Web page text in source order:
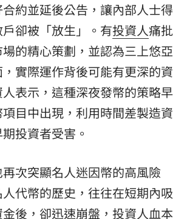
約並延後公告，讓內部人士得
卻被「放生」。有投資人痛批
的精心策劃，並認為三上悠亞
實際運作背後可能有更深的資
表示，這種深夜發幣的策略早
目中出現，利用時間差製造資
投資者受害。
次突顯名人迷因幣的高風險
代幣的歷史，往往在短期內吸
後，卻迅速崩盤，投資人血本